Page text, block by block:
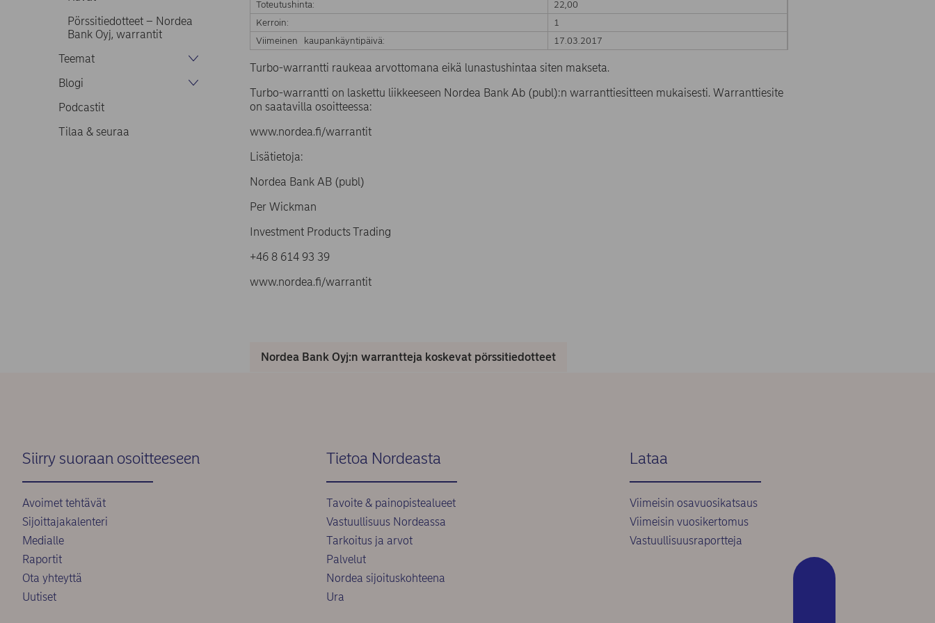
Pörssitiedotteet – Nordea
Bank Oyj, warrantit
Teemat
Blogi
Podcastit
Tilaa & seuraa
Toteutushinta:
22,00
Kerroin:
1
Viimeinen kaupankäyntipäivä:
17.03.2017
Turbo-warrantti raukeaa arvottomana eikä lunastushintaa siten makseta.
Turbo-warrantti on laskettu liikkeeseen Nordea Bank Ab (publ):n warranttiesitteen mukaisesti. Warranttiesite
on saatavilla osoitteessa:
www.nordea.fi/warrantit
Lisätietoja:
Nordea Bank AB (publ)
Per Wickman
Investment Products Trading
+46 8 614 93 39
www.nordea.fi/warrantit
Nordea Bank Oyj:n warrantteja koskevat pörssitiedotteet
Siirry suoraan osoitteeseen
Avoimet tehtävät
Sijoittajakalenteri
Medialle
Raportit
Ota yhteyttä
Uutiset
Tietoa Nordeasta
Tavoite & painopistealueet
Vastuullisuus Nordeassa
Tarkoitus ja arvot
Palvelut
Nordea sijoituskohteena
Ura
Lataa
Viimeisin osavuosikatsaus
Viimeisin vuosikertomus
Vastuullisuusraportteja